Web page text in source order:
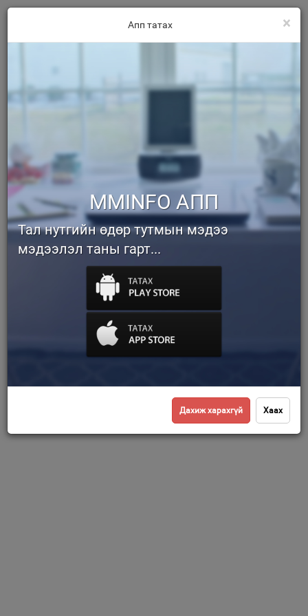
×
Апп татах
MMINFO АПП
Тал нутгийн өдөр тутмын мэдээ
мэдээлэл таны гарт...
Дахиж харахгүй Хаах